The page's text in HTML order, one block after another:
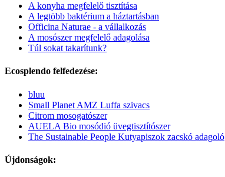
A konyha megfelelő tisztítása
A legtöbb baktérium a háztartásban
Officina Naturae - a vállalkozás
A mosószer megfelelő adagolása
Túl sokat takarítunk?
Ecosplendo felfedezése:
bluu
Small Planet AMZ Luffa szivacs
Citrom mosogatószer
AUELA Bio mosódió üvegtisztítószer
The Sustainable People Kutyapiszok zacskó adagoló
Újdonságok: